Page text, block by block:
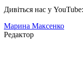
Дивіться нас у YouTube:
Марина Максенко
Редактор